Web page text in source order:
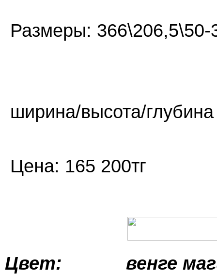
Размеры:
ширина/
Цена: 165 200тг
Цвет: венге